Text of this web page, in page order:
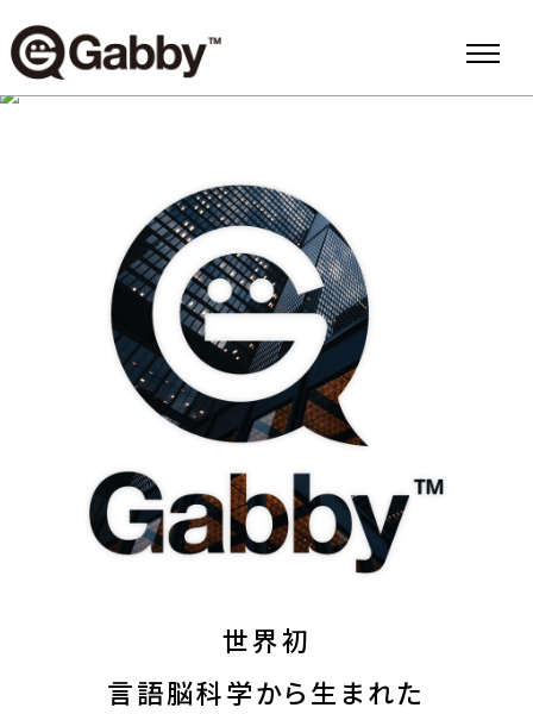
世界初
言語脳科学から生まれた